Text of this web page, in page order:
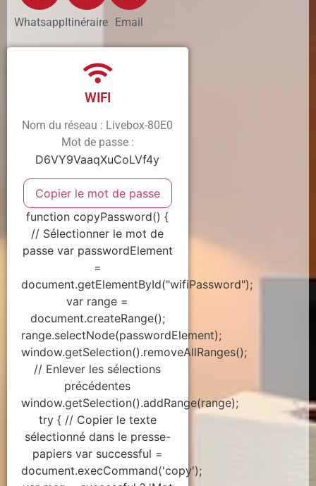
Whatsapp Itinéraire Email
WIFI
Nom du réseau : Livebox-80E0
Mot de passe :
D6VY9VaaqXuCoLVf4y
Copier le mot de passe
function copyPassword() {
// Sélectionner le mot de
passe var passwordElement
=
document.getElementById("wifiPassword");
var range =
document.createRange();
range.selectNode(passwordElement);
window.getSelection().removeAllRanges();
// Enlever les sélections
précédentes
window.getSelection().addRange(range);
try { // Copier le texte
sélectionné dans le presse-
papiers var successful =
document.execCommand('copy');